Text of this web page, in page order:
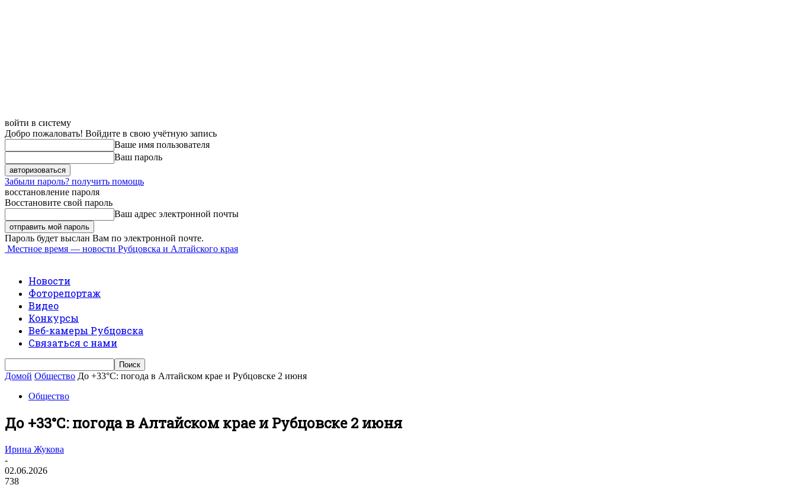
войти в систему
Добро пожаловать! Войдите в свою учётную запись
Ваше имя пользователя
Ваш пароль
Забыли пароль? получить помощь
восстановление пароля
Восстановите свой пароль
Ваш адрес электронной почты
Пароль будет выслан Вам по электронной почте.
Местное время — новости Рубцовска и Алтайского края
Новости
Фоторепортаж
Видео
Конкурсы
Веб-камеры Рубцовска
Связаться с нами
Домой Общество До +33°С: погода в Алтайском крае и Рубцовске 2 июня
Общество
До +33°С: погода в Алтайском крае и Рубцовске 2 июня
Ирина Жукова
-
02.06.2026
738